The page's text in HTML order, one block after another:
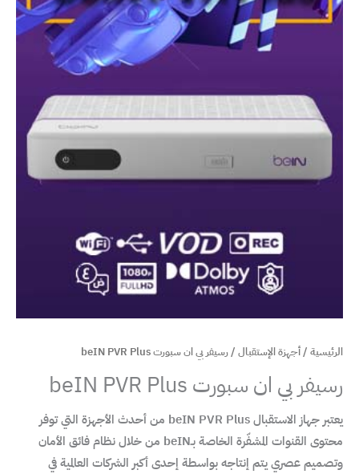
الرئيسية/أجهزة الإستقبال/ رسيفر بي ان سبورت beIN PVR Plus
رسيفر بي ان سبورت beIN PVR Plus
يعتبر جهاز الاستقبال beIN PVR Plus من أحدث الأجهزة التي توفر
محتوى القنوات المشفّرة الخاصة بـbeIN من خلال نظام فائق الأمان
وتصميم عصري يتم إنتاجه بواسطة إحدى أكبر الشركات العالمية في